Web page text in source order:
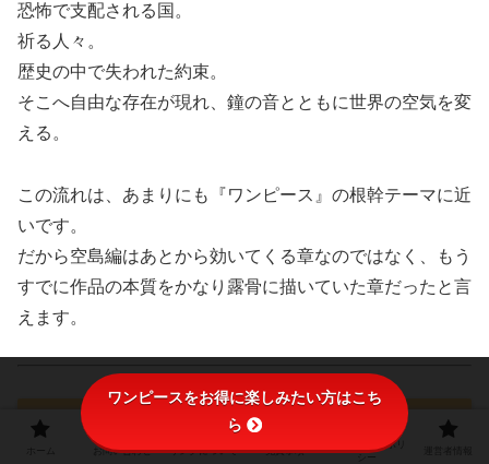
恐怖で支配される国。
祈る人々。
歴史の中で失われた約束。
そこへ自由な存在が現れ、鐘の音とともに世界の空気を変
える。
この流れは、あまりにも『ワンピース』の根幹テーマに近
いです。
だから空島編はあとから効いてくる章なのではなく、もう
すでに作品の本質をかなり露骨に描いていた章だったと言
えます。
まとめ 空島編は“伏線の宝庫”であり、今
お問い合わせ リンクについて 免責事項
プライバシーポリ
ワンピースをお得に楽しみたい方はこち
ら